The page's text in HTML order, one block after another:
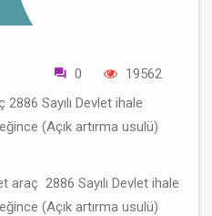
0
19562
Sayılı Devlet ihale
(Açık artırma usulü)
2886 Sayılı Devlet ihale
(Açık artırma usulü)